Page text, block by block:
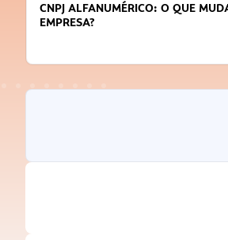
CNPJ ALFANUMÉRICO: O QUE
EMPRESA?